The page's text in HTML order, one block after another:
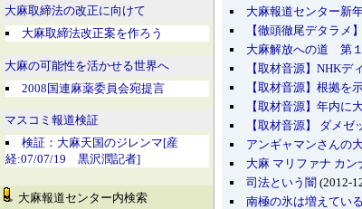
大麻取締法の改正に向けて
大麻取締法改正案を作ろう
大麻の可能性を活かせる世界へ
2008国連麻薬委員会宛提言
マスコミ報道検証
検証：大麻天国のジレンマ[産
経:07/07/19 黒沢潤記者]
大麻報道センター内検索
大麻報道センター新
【徹頭徹尾デタラメ
大麻解放への道 第１
【取材音源】NHKデ
【取材音源】根拠
【取材音源】年内に
【取材音源】 ダメ
アンギャマンさんの
大麻 マリファナ カン
司法という闇 (2012-
南極の氷は増えている